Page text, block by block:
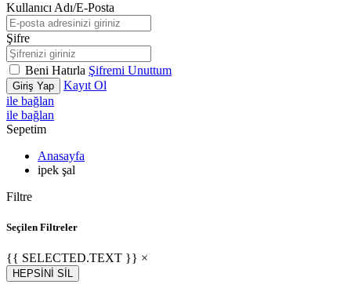
Kullanıcı Adı/E-Posta
Şifre
Beni Hatırla Şifremi Unuttum
Giriş Yap
Kayıt Ol
ile bağlan
ile bağlan
Sepetim
Anasayfa
ipek şal
Filtre
Seçilen Filtreler
{{ SELECTED.TEXT }} ×
HEPSİNİ SİL